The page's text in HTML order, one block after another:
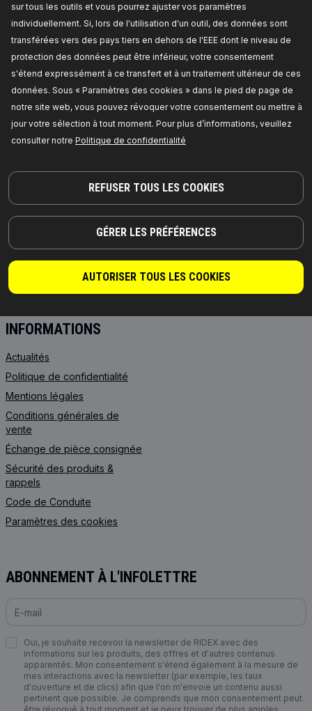
sur tous les outils et vous pourrez ajuster vos paramètres
individuellement. Si, lors de l'utilisation d'un outil, des données sont
transférées vers des pays tiers en dehors de l'EEE dont le niveau de
protection des données peut être inférieur, votre consentement
s'étend expressément à ce transfert et à un traitement ultérieur de ces
données. Sous « Paramètres des cookies » dans le pied de page de
notre site web, vous pouvez révoquer votre consentement ou mettre à
jour votre sélection à tout moment. Pour plus d’informations, veuillez
consulter notre Politique de confidentialité
REFUSER TOUS LES COOKIES
GÉRER LES PRÉFÉRENCES
AUTORISER TOUS LES COOKIES
DES PIÈCES DIGNES DE CONFIANCE !
JOSEF-ORLOPP-STRASSE 55
10365 BERLIN
PRODUITS
À PROPOS DE NOUS
RIDEX REMAN
Huile moteur
Huiles de transmission
Batteries de démarrage
ANTIGEL
PARTENARIAT
Revendeurs
Où acheter
FAQ
Intégration API
INFORMATIONS
Actualités
Politique de confidentialité
Mentions légales
Conditions générales de
vente
Échange de pièce consignée
Sécurité des produits &
rappels
Code de Сonduite
Paramètres des cookies
ABONNEMENT À L'INFOLETTRE
Oui, je souhaite recevoir la newsletter de RIDEX avec des
informations sur les produits, des offres et d'autres contenus
apparentés. Mon consentement s'étend également à la mesure de
mes interactions avec la newsletter (par exemple, les taux
d'ouverture et de clics) afin que l'on m'envoie un contenu aussi
pertinent que possible. Je comprends que mon consentement peut